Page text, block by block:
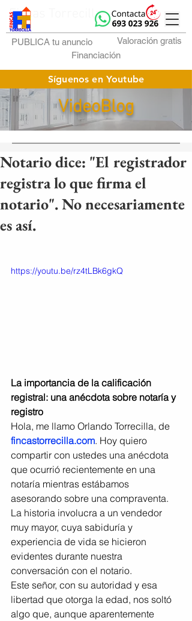
Fincas Torrecilla
PUBLICA tu anuncio
Valoración gratis
Financiación
Síguenos en Youtube
VideoBlog
Notario dice: "El registrador
registra lo que firma el
notario". No necesariamente
es así.
https://youtu.be/rz4tLBk6gkQ
La importancia de la calificación
registral: una anécdota sobre notaría y
registro
Hola, me llamo Orlando Torrecilla, de
fincastorrecilla.com. Hoy quiero
compartir con ustedes una anécdota
que ocurrió recientemente en una
notaría mientras estábamos
asesorando sobre una compraventa.
La historia involucra a un vendedor
muy mayor, cuya sabiduría y
experiencia de vida se hicieron
evidentes durante nuestra
conversación con el notario.
Este señor, con su autoridad y esa
libertad que otorga la edad, nos soltó
algo que, aunque aparentemente